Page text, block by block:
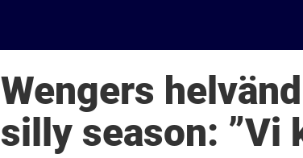
Wengers
silly season: ”Vi